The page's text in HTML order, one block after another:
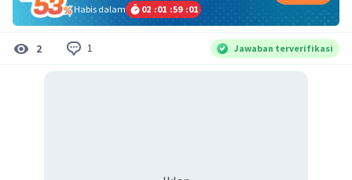
Habis dalam
02 :01 :59 :01
2 1 Jawaban terverifikasi